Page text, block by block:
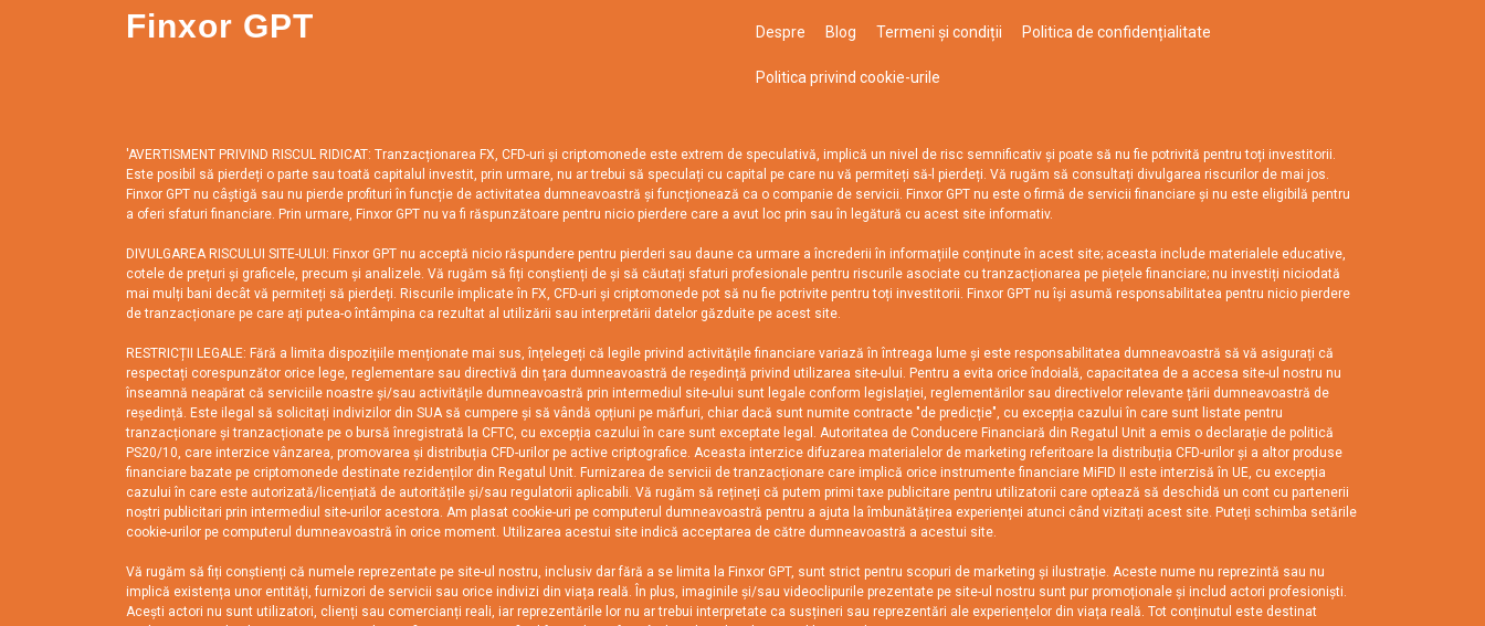
Finxor GPT Despre Blog Termeni și condiții Politica de confidențialitate
Politica privind cookie-urile
'AVERTISMENT PRIVIND RISCUL RIDICAT: Tranzacționarea FX, CFD-uri și criptomonede este extrem de speculativă, implică un nivel de risc semnificativ și poate să nu fie potrivită pentru toți investitorii.
Este posibil să pierdeți o parte sau toată capitalul investit, prin urmare, nu ar trebui să speculați cu capital pe care nu vă permiteți să-l pierdeți. Vă rugăm să consultați divulgarea riscurilor de mai jos.
Finxor GPT nu câștigă sau nu pierde profituri în funcție de activitatea dumneavoastră și funcționează ca o companie de servicii. Finxor GPT nu este o firmă de servicii financiare și nu este eligibilă pentru
a oferi sfaturi financiare. Prin urmare, Finxor GPT nu va fi răspunzătoare pentru nicio pierdere care a avut loc prin sau în legătură cu acest site informativ.
DIVULGAREA RISCULUI SITE-ULUI: Finxor GPT nu acceptă nicio răspundere pentru pierderi sau daune ca urmare a încrederii în informațiile conținute în acest site; aceasta include materialele educative,
cotele de prețuri și graficele, precum și analizele. Vă rugăm să fiți conștienți de și să căutați sfaturi profesionale pentru riscurile asociate cu tranzacționarea pe piețele financiare; nu investiți niciodată
mai mulți bani decât vă permiteți să pierdeți. Riscurile implicate în FX, CFD-uri și criptomonede pot să nu fie potrivite pentru toți investitorii. Finxor GPT nu își asumă responsabilitatea pentru nicio pierdere
de tranzacționare pe care ați putea-o întâmpina ca rezultat al utilizării sau interpretării datelor găzduite pe acest site.
RESTRICȚII LEGALE: Fără a limita dispozițiile menționate mai sus, înțelegeți că legile privind activitățile financiare variază în întreaga lume și este responsabilitatea dumneavoastră să vă asigurați că
respectați corespunzător orice lege, reglementare sau directivă din țara dumneavoastră de reședință privind utilizarea site-ului. Pentru a evita orice îndoială, capacitatea de a accesa site-ul nostru nu
înseamnă neapărat că serviciile noastre și/sau activitățile dumneavoastră prin intermediul site-ului sunt legale conform legislației, reglementărilor sau directivelor relevante țării dumneavoastră de
reședință. Este ilegal să solicitați indivizilor din SUA să cumpere și să vândă opțiuni pe mărfuri, chiar dacă sunt numite contracte "de predicție", cu excepția cazului în care sunt listate pentru
tranzacționare și tranzacționate pe o bursă înregistrată la CFTC, cu excepția cazului în care sunt exceptate legal. Autoritatea de Conducere Financiară din Regatul Unit a emis o declarație de politică
PS20/10, care interzice vânzarea, promovarea și distribuția CFD-urilor pe active criptografice. Aceasta interzice difuzarea materialelor de marketing referitoare la distribuția CFD-urilor și a altor produse
financiare bazate pe criptomonede destinate rezidenților din Regatul Unit. Furnizarea de servicii de tranzacționare care implică orice instrumente financiare MiFID II este interzisă în UE, cu excepția
cazului în care este autorizată/licențiată de autoritățile și/sau regulatorii aplicabili. Vă rugăm să rețineți că putem primi taxe publicitare pentru utilizatorii care optează să deschidă un cont cu partenerii
noștri publicitari prin intermediul site-urilor acestora. Am plasat cookie-uri pe computerul dumneavoastră pentru a ajuta la îmbunătățirea experienței atunci când vizitați acest site. Puteți schimba setările
cookie-urilor pe computerul dumneavoastră în orice moment. Utilizarea acestui site indică acceptarea de către dumneavoastră a acestui site.
Vă rugăm să fiți conștienți că numele reprezentate pe site-ul nostru, inclusiv dar fără a se limita la Finxor GPT, sunt strict pentru scopuri de marketing și ilustrație. Aceste nume nu reprezintă sau nu
implică existența unor entități, furnizori de servicii sau orice indivizi din viața reală. În plus, imaginile și/sau videoclipurile prezentate pe site-ul nostru sunt pur promoționale și includ actori profesioniști.
Acești actori nu sunt utilizatori, clienți sau comercianți reali, iar reprezentările lor nu ar trebui interpretate ca susțineri sau reprezentări ale experiențelor din viața reală. Tot conținutul este destinat